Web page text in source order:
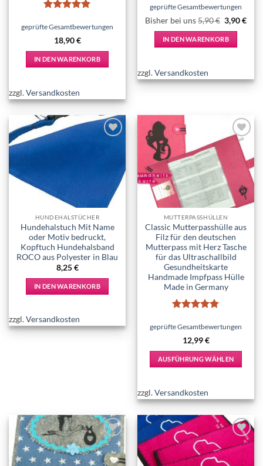
mit5von
geprüfte Gesamtbewertungen
18,90€
IN DEN WARENKORB
zzgl.Versandkosten
mit5von
geprüfte Gesamtbewertungen
Bisher bei uns5,90€
Preis
war:
5,90 €
3,90€
IN DEN WARENKORB
zzgl.Versandkosten
HUNDEHALSTÜCHER
Hundehalstuch Mit Name
oder Motiv bedruckt,
Kopftuch Hundehalsband
ROCO aus Polyester in Blau
8,25€
IN DEN WARENKORB
zzgl.Versandkosten
Add to
wishlist
MUTTERPASSHÜLLEN
Classic Mutterpasshülle aus
Filz für den deutschen
Mutterpass mit Herz Tasche
für das Ultraschallbild
Gesundheitskarte
Handmade Impfpass Hülle
Made in Germany
mit5von
geprüfte Gesamtbewertungen
12,99€
AUSFÜHRUNG WÄHLEN
weist
Varianten
auf.
Die
Optionen
zzgl.Versandkosten
Add to
wishlist
Add to